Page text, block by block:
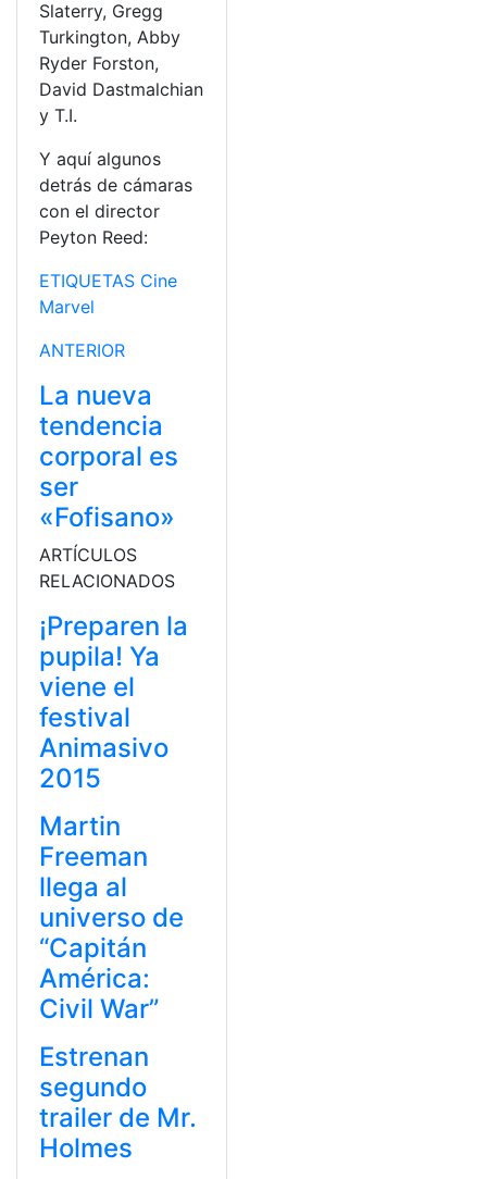
Slaterry, Gregg
Turkington, Abby
Ryder Forston,
David Dastmalchian
y T.I.
Y aquí algunos
detrás de cámaras
con el director
Peyton Reed:
ETIQUETAS Cine
Marvel
ANTERIOR
La nueva
tendencia
corporal es
ser
«Fofisano»
ARTÍCULOS
RELACIONADOS
¡Preparen la
pupila! Ya
viene el
festival
Animasivo
2015
Martin
Freeman
llega al
universo de
“Capitán
América:
Civil War”
Estrenan
segundo
trailer de Mr.
Holmes